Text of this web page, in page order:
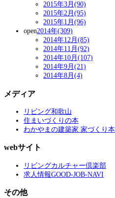
2015年3月(90)
2015年2月(95)
2015年1月(96)
open2014年(309)
2014年12月(85)
2014年11月(92)
2014年10月(107)
2014年9月(21)
2014年8月(4)
メディア
リビング和歌山
住まいづくりの本
わかやまの建築家 家づくり本
webサイト
リビングカルチャー倶楽部
求人情報GOOD-JOB-NAVI
その他